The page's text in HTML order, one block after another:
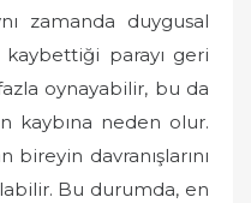
zamanda duygusal
kaybettiği parayı geri
oynayabilir, bu da
kaybına neden olur.
davranışlarını
Bu durumda, en